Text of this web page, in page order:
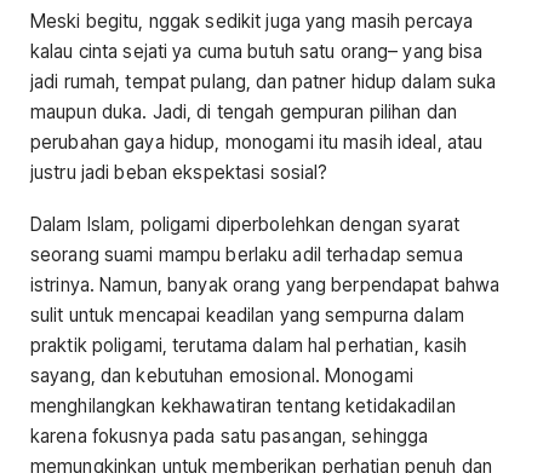
Meski begitu, nggak sedikit juga yang masih percaya
kalau cinta sejati ya cuma butuh satu orang– yang bisa
jadi rumah, tempat pulang, dan patner hidup dalam suka
maupun duka. Jadi, di tengah gempuran pilihan dan
perubahan gaya hidup, monogami itu masih ideal, atau
justru jadi beban ekspektasi sosial?
Dalam Islam, poligami diperbolehkan dengan syarat
seorang suami mampu berlaku adil terhadap semua
istrinya. Namun, banyak orang yang berpendapat bahwa
sulit untuk mencapai keadilan yang sempurna dalam
praktik poligami, terutama dalam hal perhatian, kasih
sayang, dan kebutuhan emosional. Monogami
menghilangkan kekhawatiran tentang ketidakadilan
karena fokusnya pada satu pasangan, sehingga
memungkinkan untuk memberikan perhatian penuh dan